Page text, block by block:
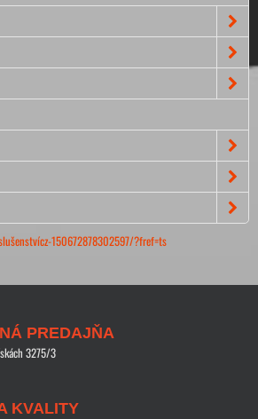
150672878302597/?fref=ts
PREDAJŇA
3275/3
KVALITY